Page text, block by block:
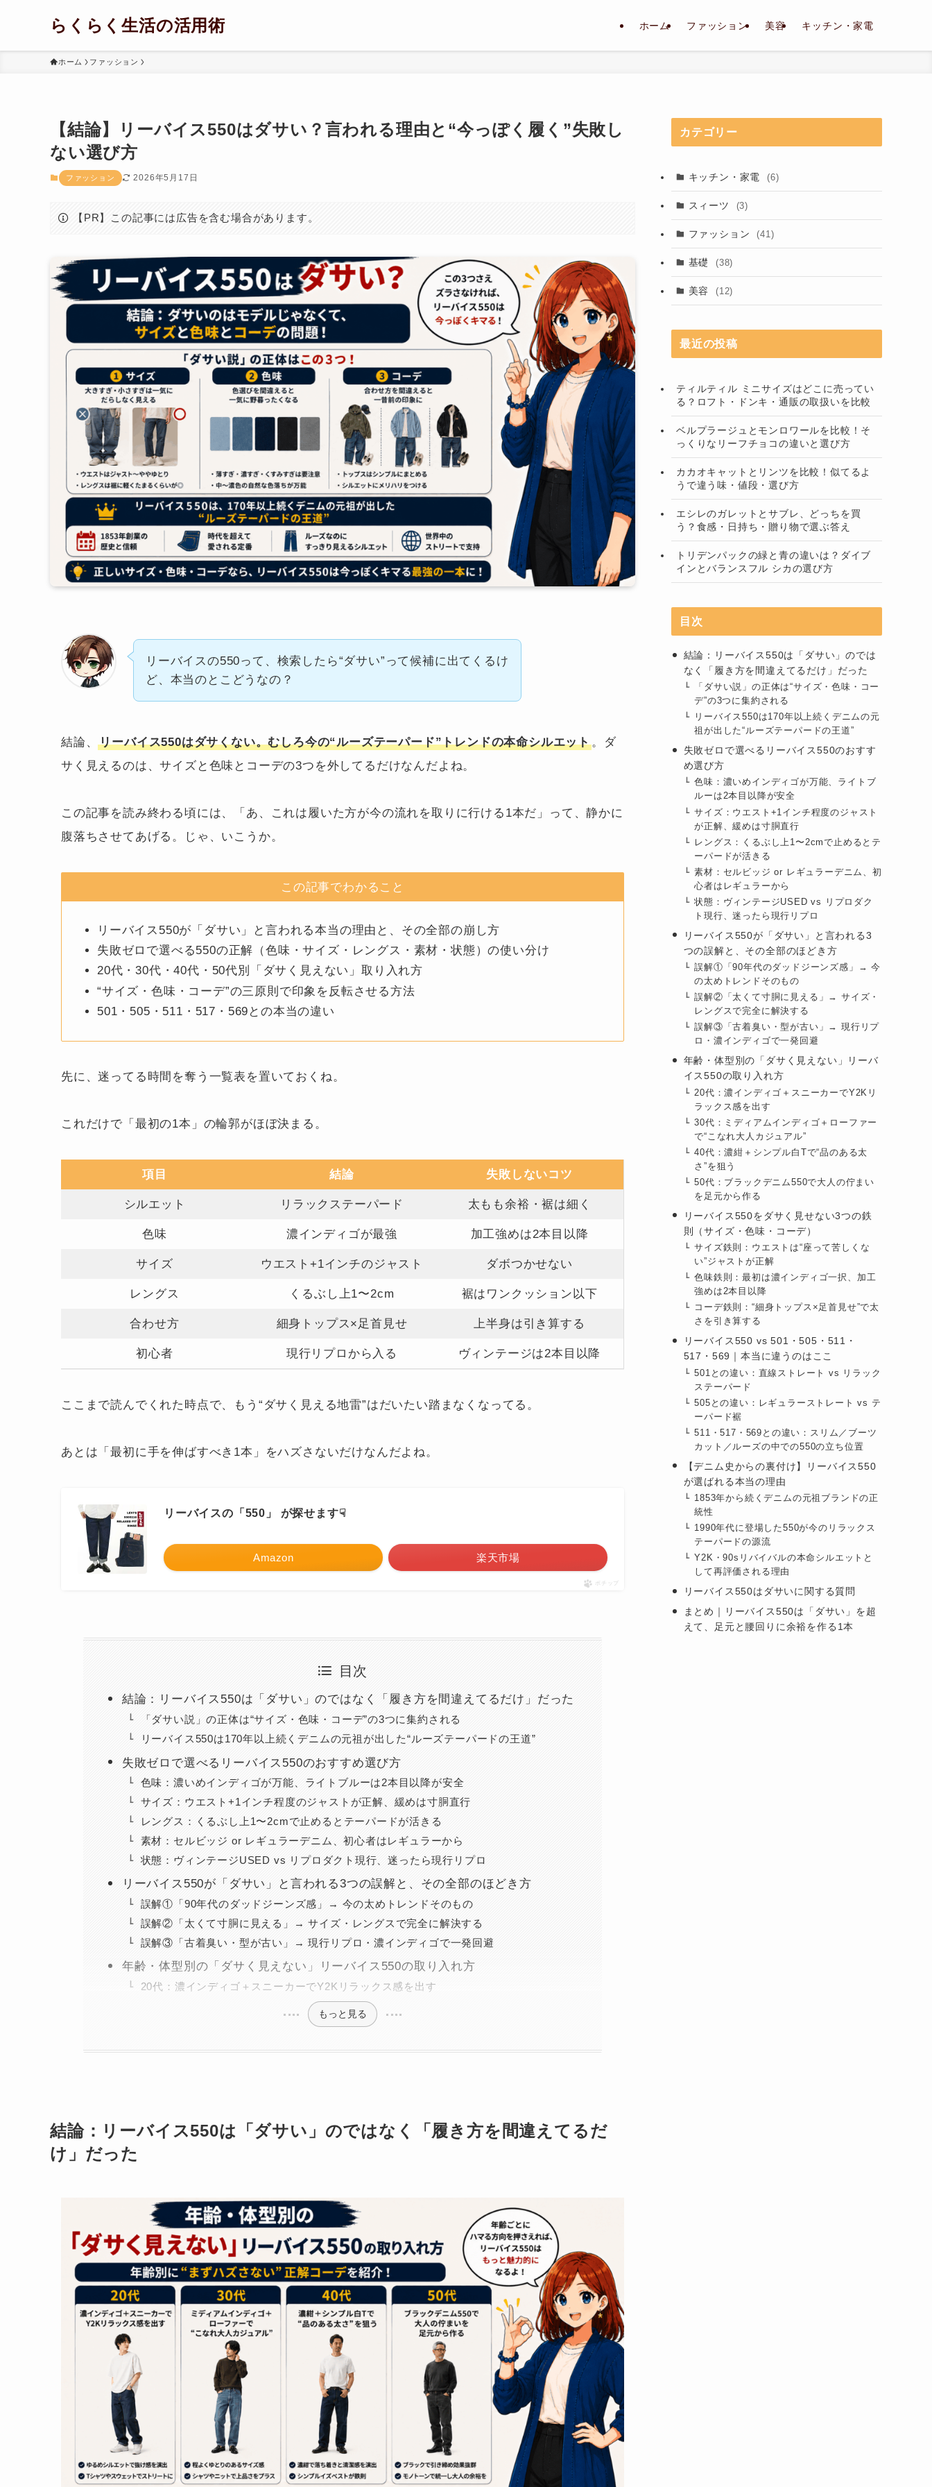
らくらく生活の活用術 ホーム ファッション 美容 キッチン・家電
ホーム ファッション
【結論】リーバイス550はダサい？言われる理由と“今っぽく履く”失敗し
ない選び方
ファッション 2026年5月17日
【PR】この記事には広告を含む場合があります。
リーバイスの550って、検索したら“ダサい”って候補に出てくるけ
ど、本当のとこどうなの？
結論、リーバイス550はダサくない。むしろ今の“ルーズテーパード”トレンドの本命シルエット。ダ
サく見えるのは、サイズと色味とコーデの3つを外してるだけなんだよね。
この記事を読み終わる頃には、「あ、これは履いた方が今の流れを取りに行ける1本だ」って、静かに
腹落ちさせてあげる。じゃ、いこうか。
この記事でわかること
リーバイス550が「ダサい」と言われる本当の理由と、その全部の崩し方
失敗ゼロで選べる550の正解（色味・サイズ・レングス・素材・状態）の使い分け
20代・30代・40代・50代別「ダサく見えない」取り入れ方
“サイズ・色味・コーデ”の三原則で印象を反転させる方法
501・505・511・517・569との本当の違い
先に、迷ってる時間を奪う一覧表を置いておくね。
これだけで「最初の1本」の輪郭がほぼ決まる。
項目 結論 失敗しないコツ
シルエット リラックステーパード 太もも余裕・裾は細く
色味 濃インディゴが最強 加工強めは2本目以降
サイズ ウエスト+1インチのジャスト ダボつかせない
レングス くるぶし上1〜2cm 裾はワンクッション以下
合わせ方 細身トップス×足首見せ 上半身は引き算する
初心者 現行リプロから入る ヴィンテージは2本目以降
ここまで読んでくれた時点で、もう“ダサく見える地雷”はだいたい踏まなくなってる。
あとは「最初に手を伸ばすべき1本」をハズさないだけなんだよね。
リーバイスの「550」 が探せます☟
Amazon 楽天市場
ポチップ
目次
結論：リーバイス550は「ダサい」のではなく「履き方を間違えてるだけ」だった
「ダサい説」の正体は“サイズ・色味・コーデ”の3つに集約される
リーバイス550は170年以上続くデニムの元祖が出した“ルーズテーパードの王道”
失敗ゼロで選べるリーバイス550のおすすめ選び方
色味：濃いめインディゴが万能、ライトブルーは2本目以降が安全
サイズ：ウエスト+1インチ程度のジャストが正解、緩めは寸胴直行
レングス：くるぶし上1〜2cmで止めるとテーパードが活きる
素材：セルビッジ or レギュラーデニム、初心者はレギュラーから
状態：ヴィンテージUSED vs リプロダクト現行、迷ったら現行リプロ
リーバイス550が「ダサい」と言われる3つの誤解と、その全部のほどき方
誤解①「90年代のダッドジーンズ感」→ 今の太めトレンドそのもの
誤解②「太くて寸胴に見える」→ サイズ・レングスで完全に解決する
誤解③「古着臭い・型が古い」→ 現行リプロ・濃インディゴで一発回避
年齢・体型別の「ダサく見えない」リーバイス550の取り入れ方
20代：濃インディゴ＋スニーカーでY2Kリラックス感を出す
もっと見る
結論：リーバイス550は「ダサい」のではなく「履き方を間違えてるだ
け」だった
カテゴリー
キッチン・家電 (6)
スィーツ (3)
ファッション (41)
基礎 (38)
美容 (12)
最近の投稿
ティルティル ミニサイズはどこに売ってい
る？ロフト・ドンキ・通販の取扱いを比較
ベルプラージュとモンロワールを比較！そ
っくりなリーフチョコの違いと選び方
カカオキャットとリンツを比較！似てるよ
うで違う味・値段・選び方
エシレのガレットとサブレ、どっちを買
う？食感・日持ち・贈り物で選ぶ答え
トリデンパックの緑と青の違いは？ダイブ
インとバランスフル シカの選び方
目次
結論：リーバイス550は「ダサい」のでは
なく「履き方を間違えてるだけ」だった
「ダサい説」の正体は“サイズ・色味・コー
デ”の3つに集約される
リーバイス550は170年以上続くデニムの元
祖が出した“ルーズテーパードの王道”
失敗ゼロで選べるリーバイス550のおすす
め選び方
色味：濃いめインディゴが万能、ライトブ
ルーは2本目以降が安全
サイズ：ウエスト+1インチ程度のジャスト
が正解、緩めは寸胴直行
レングス：くるぶし上1〜2cmで止めるとテ
ーパードが活きる
素材：セルビッジ or レギュラーデニム、初
心者はレギュラーから
状態：ヴィンテージUSED vs リプロダク
ト現行、迷ったら現行リプロ
リーバイス550が「ダサい」と言われる3
つの誤解と、その全部のほどき方
誤解①「90年代のダッドジーンズ感」→ 今
の太めトレンドそのもの
誤解②「太くて寸胴に見える」→ サイズ・
レングスで完全に解決する
誤解③「古着臭い・型が古い」→ 現行リプ
ロ・濃インディゴで一発回避
年齢・体型別の「ダサく見えない」リーバ
イス550の取り入れ方
20代：濃インディゴ＋スニーカーでY2Kリ
ラックス感を出す
30代：ミディアムインディゴ＋ローファー
で“こなれ大人カジュアル”
40代：濃紺＋シンプル白Tで“品のある太
さ”を狙う
50代：ブラックデニム550で大人の佇まい
を足元から作る
リーバイス550をダサく見せない3つの鉄
則（サイズ・色味・コーデ）
サイズ鉄則：ウエストは“座って苦しくな
い”ジャストが正解
色味鉄則：最初は濃インディゴ一択、加工
強めは2本目以降
コーデ鉄則：“細身トップス×足首見せ”で太
さを引き算する
リーバイス550 vs 501・505・511・
517・569｜本当に違うのはここ
501との違い：直線ストレート vs リラック
ステーパード
505との違い：レギュラーストレート vs テ
ーパード裾
511・517・569との違い：スリム／ブーツ
カット／ルーズの中での550の立ち位置
【デニム史からの裏付け】リーバイス550
が選ばれる本当の理由
1853年から続くデニムの元祖ブランドの正
統性
1990年代に登場した550が今のリラックス
テーパードの源流
Y2K・90sリバイバルの本命シルエットと
して再評価される理由
リーバイス550はダサいに関する質問
まとめ｜リーバイス550は「ダサい」を超
えて、足元と腰回りに余裕を作る1本